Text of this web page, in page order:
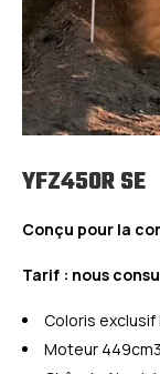
YFZ450R SE
Conçu pour la
Tarif : nous
Coloris exclusif
Moteur